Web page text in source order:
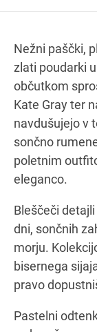
Nežni paščki,
zlati poudarki
občutkom
Kate Gray ter
navdušujejo v
sončno
poletnim
eleganco.
Bleščeči
dni, sončnih
morju.
bisernega
pravo
Pastelni